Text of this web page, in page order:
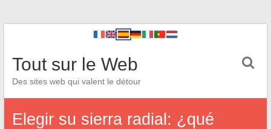
Tout sur le Web
Des sites web qui valent le détour
Elegir su sierra radial: ¿qué